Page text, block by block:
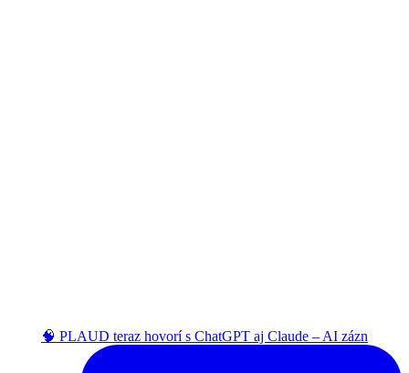
🧠 PLAUD teraz hovorí s ChatGPT aj Claude – AI zázn